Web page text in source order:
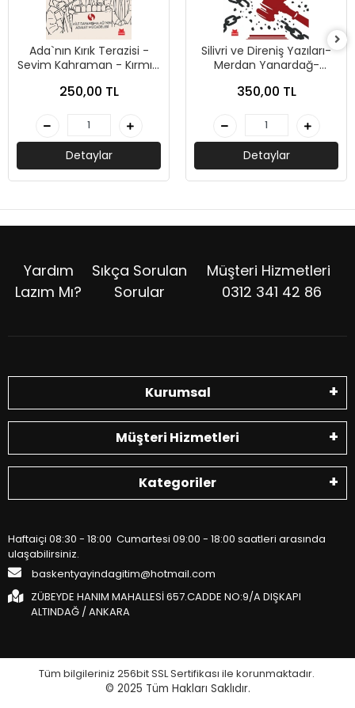
Ada`nın Kırık Terazisi -
Sevim Kahraman - Kırmızı
250,00 TL
Detaylar
Silivri ve Direniş Yazıları-
Merdan Yanardağ-
350,00 TL
Detaylar
Yardım
Lazım Mı?
Sıkça Sorulan
Sorular
Müşteri Hizmetleri
0312 341 42 86
Kurumsal
Müşteri Hizmetleri
Kategoriler
Haftaiçi 08:30 - 18:00 Cumartesi 09:00 - 18:00 saatleri arasında
ulaşabilirsiniz.
baskentyayindagitim@hotmail.com
ZÜBEYDE HANIM MAHALLESİ 657.CADDE NO:9/A DIŞKAPI
ALTINDAĞ / ANKARA
Tüm bilgileriniz 256bit SSL Sertifikası ile korunmaktadır.
© 2025 Tüm Hakları Saklıdır.